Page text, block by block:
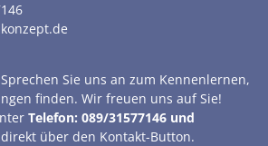
Sie uns an zum Kennenlernen,
finden. Wir freuen uns auf Sie!
Telefon: 089/31577146 und
über den Kontakt-Button.